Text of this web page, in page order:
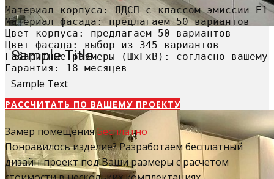
Sample Title
Sample Text
Материал корпуса: ЛДСП с классом эмиссии Е1
Материал фасада: предлагаем 50 вариантов
Цвет корпуса: предлагаем 50 вариантов
Цвет фасада: выбор из 345 вариантов
Габаритные размеры (ШхГхВ): согласно вашему
Гарантия: 18 месяцев
РАССЧИТАТЬ​ ПО ВАШЕМУ ПРОЕКТУ
Замер помещенияБесплатно
Понравилось изделие? Разработаем бесплатный
дизайн-проект под Ваши размеры с расчетом